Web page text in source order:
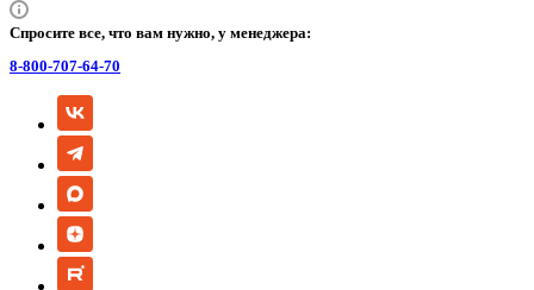
Спросите все, что вам нужно, у менеджера:
8-800-707-64-70